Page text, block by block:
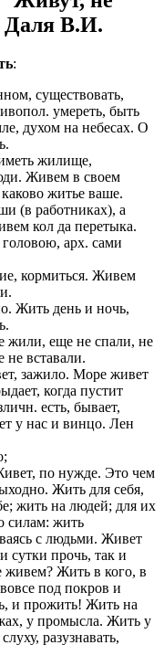
Даля В.И.
:
существовать,
умереть, быть
духом на небесах. О
жилище,
Живем в своем
житье ваше.
(в работниках), а
кол да перетыка.
арх. сами
кормиться. Живем
Жить день и ночь,
жили, еще не спали, не
не вставали.
зажило. Море живет
когда пустит
есть, бывает,
у нас и винцо. Лен
по нужде. Это чем
Жить для себя,
жить на людей; для их
силам: жить
с людьми. Живет
сутки прочь, так и
живем? Жить в кого, в
под покров и
и прожить! Жить на
у промысла. Жить у
разузнавать,